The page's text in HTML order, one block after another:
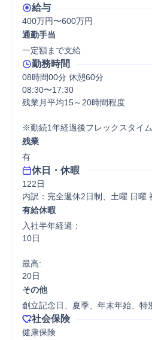
給与
400万円〜600万円
通勤手当
一定額まで支給
勤務時間
08時間00分 休憩60分
08:30〜17:30
残業月平均15～20時間程度
※勤続1年経過後フレックスタイ
残業
有
休日・休暇
122日
内訳：完全週休2日制、土曜 日曜
有給休暇
入社半年経過：
10日
最高:
20日
その他
創立記念日、夏季、年末年始、
社会保険
健康保険